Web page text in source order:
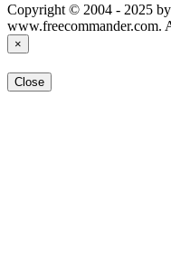
Copyright © 2004 - 2025
www.freecommander.com.
×
Close